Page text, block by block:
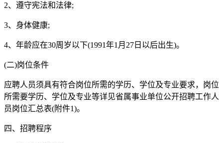
2、遵守宪法和法律;
3、身体健康;
4、年龄应在30周岁以下(1991年1月27日以后出生)。
(二)岗位条件
应聘人员须具有符合岗位所需的学历、学位及专业要求，岗位
所需要学历、学位及专业等详见省属事业单位公开招聘工作人
员岗位汇总表(附件1)。
四、招聘程序